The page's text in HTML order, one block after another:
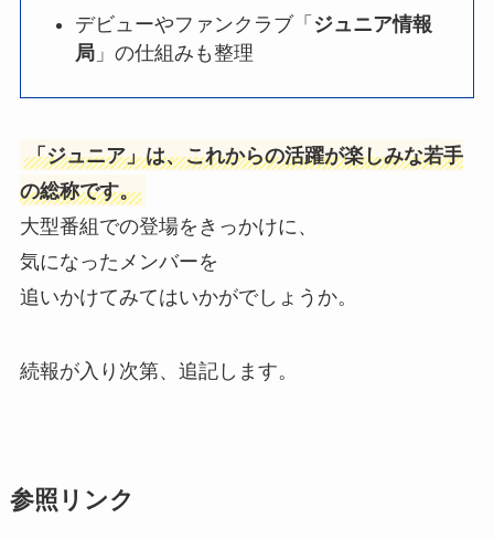
デビューやファンクラブ「 ジュニア情報
局 」の仕組みも整理
「ジュニア」は、これからの活躍が楽しみな若手
の総称です。
大型番組での登場をきっかけに、
気になったメンバーを
追いかけてみてはいかがでしょうか。
続報が入り次第、追記します。
参照リンク